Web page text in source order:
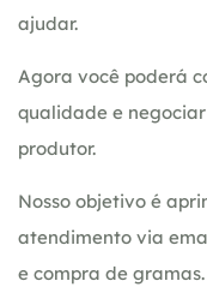
ajudar.
Agora você poderá
qualidade e
produtor.
Nosso objetivo é
atendimento via
e compra de